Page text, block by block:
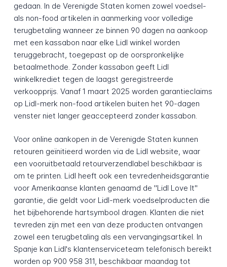
gedaan. In de Verenigde Staten komen zowel voedsel-
als non-food artikelen in aanmerking voor volledige
terugbetaling wanneer ze binnen 90 dagen na aankoop
met een kassabon naar elke Lidl winkel worden
teruggebracht, toegepast op de oorspronkelijke
betaalmethode. Zonder kassabon geeft Lidl
winkelkrediet tegen de laagst geregistreerde
verkoopprijs. Vanaf 1 maart 2025 worden garantieclaims
op Lidl-merk non-food artikelen buiten het 90-dagen
venster niet langer geaccepteerd zonder kassabon.
Voor online aankopen in de Verenigde Staten kunnen
retouren geïnitieerd worden via de Lidl website, waar
een vooruitbetaald retourverzendlabel beschikbaar is
om te printen. Lidl heeft ook een tevredenheidsgarantie
voor Amerikaanse klanten genaamd de "Lidl Love It"
garantie, die geldt voor Lidl-merk voedselproducten die
het bijbehorende hartsymbool dragen. Klanten die niet
tevreden zijn met een van deze producten ontvangen
zowel een terugbetaling als een vervangingsartikel. In
Spanje kan Lidl's klantenserviceteam telefonisch bereikt
worden op 900 958 311, beschikbaar maandag tot